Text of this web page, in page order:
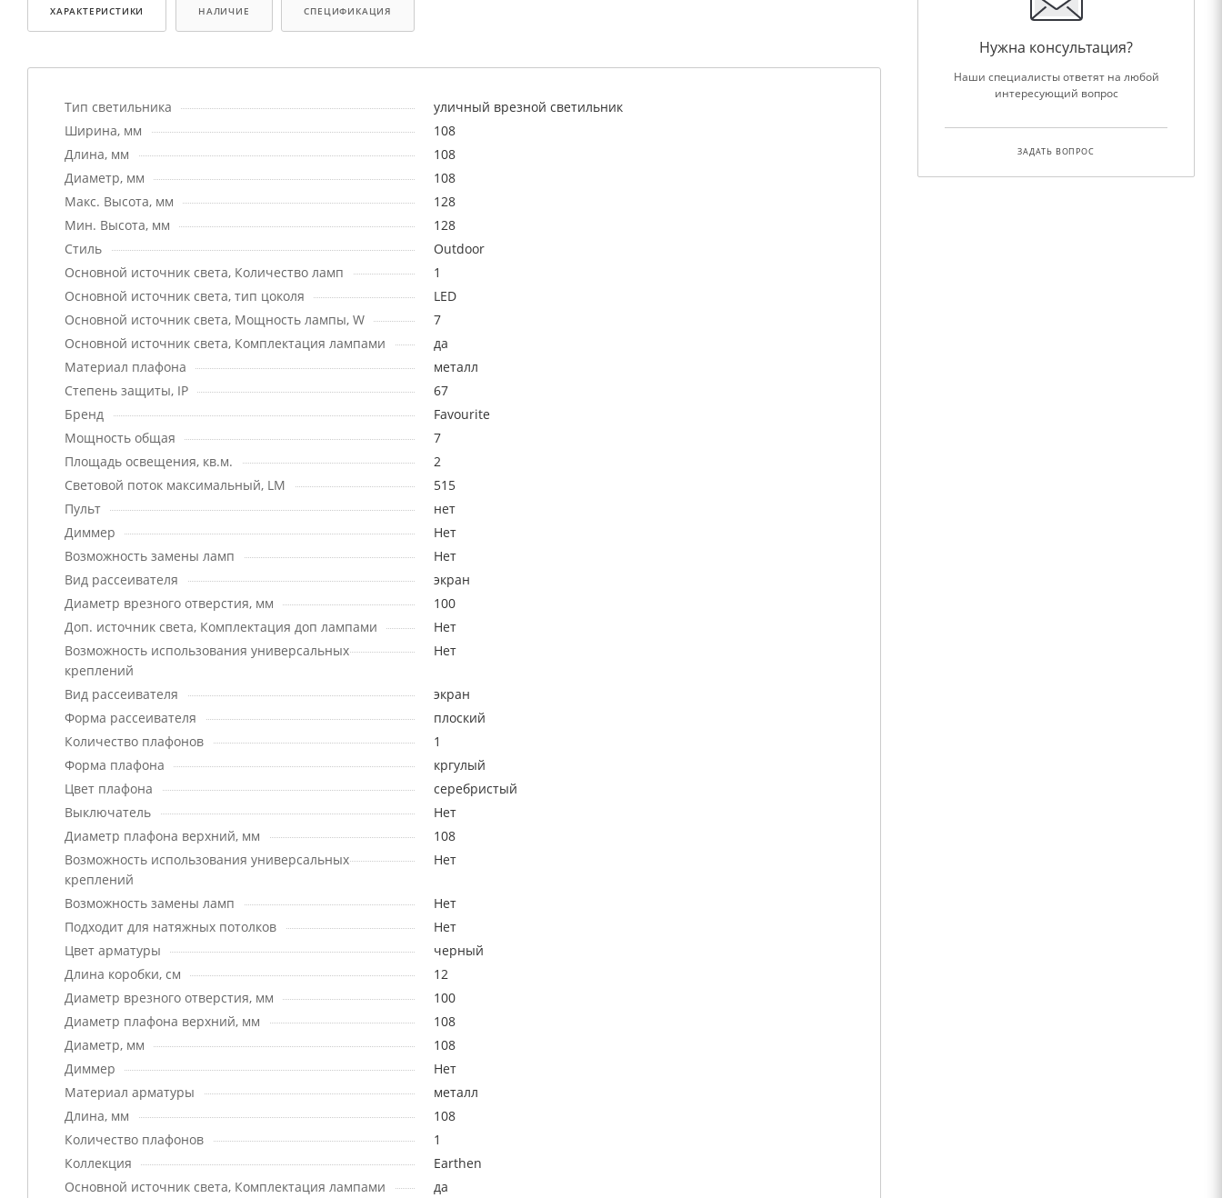
ХАРАКТЕРИСТИКИ НАЛИЧИЕ СПЕЦИФИКАЦИЯ
Тип светильника
уличный врезной светильник
Ширина, мм
108
Длина, мм
108
Диаметр, мм
108
Макс. Высота, мм
128
Мин. Высота, мм
128
Стиль
Outdoor
Основной источник света, Количество ламп
1
Основной источник света, тип цоколя
LED
Основной источник света, Мощность лампы, W
7
Основной источник света, Комплектация лампами
да
Материал плафона
металл
Степень защиты, IP
67
Бренд
Favourite
Мощность общая
7
Площадь освещения, кв.м.
2
Световой поток максимальный, LM
515
Пульт
нет
Диммер
Нет
Возможность замены ламп
Нет
Вид рассеивателя
экран
Диаметр врезного отверстия, мм
100
Доп. источник света, Комплектация доп лампами
Нет
Возможность использования универсальных
креплений
Нет
Вид рассеивателя
экран
Форма рассеивателя
плоский
Количество плафонов
1
Форма плафона
кргулый
Цвет плафона
серебристый
Выключатель
Нет
Диаметр плафона верхний, мм
108
Возможность использования универсальных
креплений
Нет
Возможность замены ламп
Нет
Подходит для натяжных потолков
Нет
Цвет арматуры
черный
Длина коробки, см
12
Диаметр врезного отверстия, мм
100
Диаметр плафона верхний, мм
108
Диаметр, мм
108
Диммер
Нет
Материал арматуры
металл
Длина, мм
108
Количество плафонов
1
Коллекция
Earthen
Основной источник света, Комплектация лампами
да
Нужна консультация?
Наши специалисты ответят на любой
интересующий вопрос
ЗАДАТЬ ВОПРОС